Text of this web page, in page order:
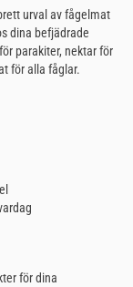
urval av fågelmat
dina befjädrade
parakiter, nektar för
för alla fåglar.
för dina